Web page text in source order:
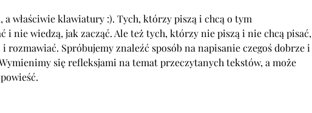
właściwie klawiatury :). Tych, którzy piszą i chcą o tym
nie wiedzą, jak zacząć. Ale też tych, którzy nie piszą i nie chcą pisać,
rozmawiać. Spróbujemy znaleźć sposób na napisanie czegoś dobrze i
się refleksjami na temat przeczytanych tekstów, a może